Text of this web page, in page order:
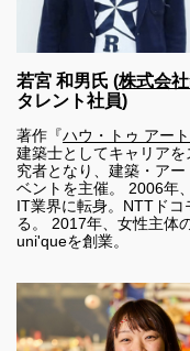
若宮 和男 氏 (株式会社
タレント社員)
著作『ハウ・トゥ アー
建築士としてキャリア
究者となり、建築・ア
ベントを主催。 2006年
IT業界に転身。NTTド
る。 2017年、女性主体
uni'queを創業。